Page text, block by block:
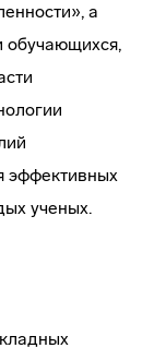
а
обучающихся,
эффективных
ученых.